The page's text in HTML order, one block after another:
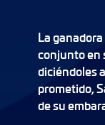
La
conjunto en
diciéndoles
prometido,
de su